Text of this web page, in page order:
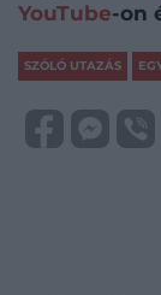
YouTube-on
SZÓLÓ UTAZÁS